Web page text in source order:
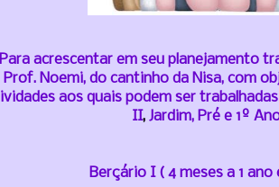
Para acrescentar em seu planejamento
Prof. Noemi, do cantinho da Nisa, com
aos quais podem ser
II,Jardim, Pré e 1º
Berçário I ( 4 meses a 1 ano